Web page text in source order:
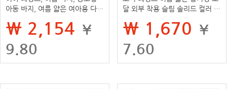
아동 바지, 여름 얇은 여아용 다용
₩ 2,154 ¥
9.80
달 외부 착용 슬림 솔리드 컬러 바
₩ 1,670 ¥
7.60